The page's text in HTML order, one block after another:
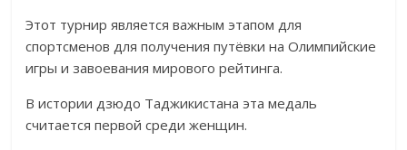
Этот турнир является важным этапом для
спортсменов для получения путёвки на Олимпийские
игры и завоевания мирового рейтинга.
В истории дзюдо Таджикистана эта медаль
считается первой среди женщин.